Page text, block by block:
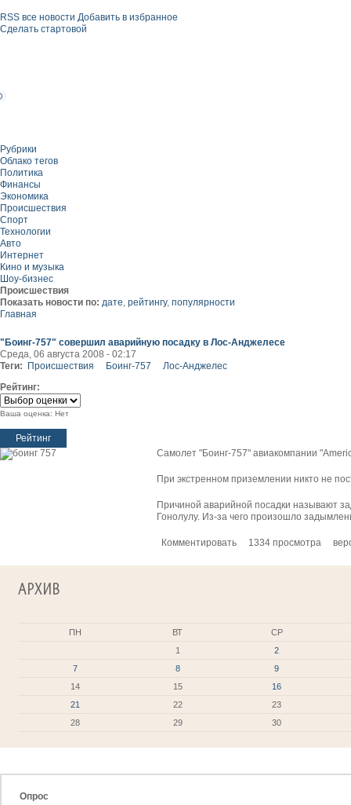
RSS все новости Добавить в избранное
Сделать стартовой
Рубрики
Облако тегов
Политика
Финансы
Экономика
Происшествия
Спорт
Технологии
Авто
Интернет
Кино и музыка
Шоу-бизнес
Происшествия
Показать новости по: дате, рейтингу, популярности
Главная
"Боинг-757" совершил аварийную посадку в Лос-Анджелесе
Среда, 06 августа 2008 - 02:17
Теги:
Происшествия Боинг-757
Лос-Анджелес
Рейтинг:
Ваша оценка: Нет
Самолет "Боинг-757" авиакомпании
При экстренном приземлении никто не
Причиной аварийной посадки называют
Гонолулу. Из-за чего произошло
Комментировать 1334 просмотра
АРХИВ
ПН ВТ
СР
1
2
7
8
9
14
15
16
21
22
23
28
29 30
Опрос